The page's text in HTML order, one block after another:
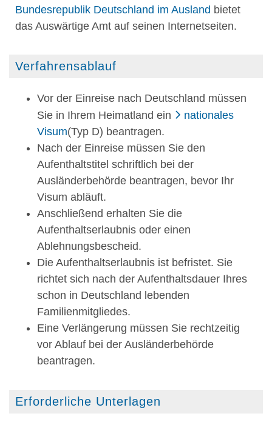
Bundesrepublik Deutschland im Ausland bietet
das Auswärtige Amt auf seinen Internetseiten.
Verfahrensablauf
Vor der Einreise nach Deutschland müssen
Sie in Ihrem Heimatland ein
nationales
Visum(Typ D) beantragen.
Nach der Einreise müssen Sie den
Aufenthaltstitel schriftlich bei der
Ausländerbehörde beantragen, bevor Ihr
Visum abläuft.
Anschließend erhalten Sie die
Aufenthaltserlaubnis oder einen
Ablehnungsbescheid.
Die Aufenthaltserlaubnis ist befristet. Sie
richtet sich nach der Aufenthaltsdauer Ihres
schon in Deutschland lebenden
Familienmitgliedes.
Eine Verlängerung müssen Sie rechtzeitig
vor Ablauf bei der Ausländerbehörde
beantragen.
Erforderliche Unterlagen